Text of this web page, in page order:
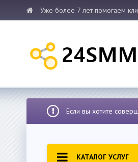
Уже более 7 лет помогаем
Если вы хотите
КАТАЛОГ УСЛУГ